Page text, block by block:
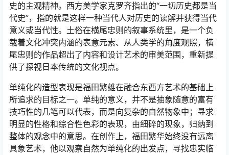
史的主观精神。西方美学家克罗齐指出的“一切历史都是当
代史”，指的就是这样一种当代人对历史的读解并获得当代
意义或当代性。土俗在横尾忠则的叙事系统里，是一个负
载着文化冲突内涵的表意元素、从人类学的角度观照，横
尾忠则的作品超出了内容和设计艺术的审美范围，重新提
供了探视日本传统的文化视点。
单纯化的造型表现是福田繁雄在融合东西方艺术的基础上
所追求的目标之一。单纯的意义，井不是抽象随意的富有
技巧性的几笔可以代表，而是向复杂的自然物象中；寻求
明显的性格和综合性色彩的表现，由细碎的现象，归纳到
整体的观念中的意思。在创作上，福田繁华始终没有远离
具象艺术，他以观察自然为单纯化的出发点，寻找忠实临